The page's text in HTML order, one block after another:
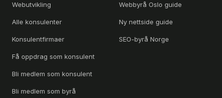
Webutvikling
Alle konsulenter
Konsulentfirmaer
Få oppdrag som konsulent
Bli medlem som konsulent
Bli medlem som byrå
Webbyrå Oslo guide
Ny nettside guide
SEO-byrå Norge